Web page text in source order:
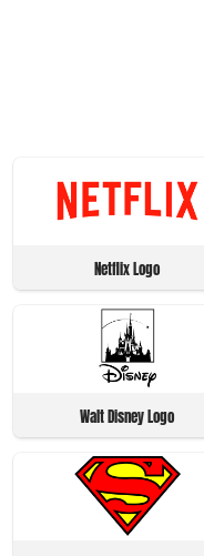
Netflix Logo
Walt Disney Logo